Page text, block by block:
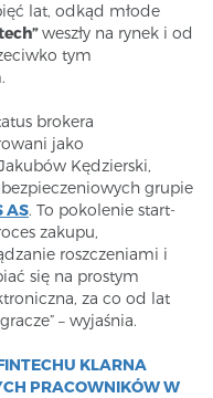
lat, odkąd młode
weszły na rynek i od
tym
brokera
jako
Kędzierski,
grupie
AS. To pokolenie start-
zakupu,
roszczeniami i
się na prostym
za co od lat
– wyjaśnia.
KLARNA
PRACOWNIKÓW W